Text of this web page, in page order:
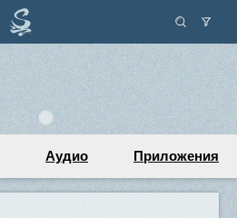
Аудио Приложения